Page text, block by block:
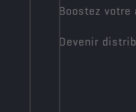
Boostez
Devenir